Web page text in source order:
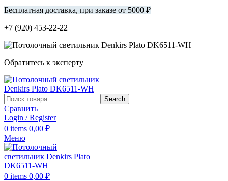
Бесплатная доставка, при заказе от 5000 ₽
+7 (920) 453-22-22
Обратитесь к эксперту
Search
Сравнить
Login / Register
0 items 0,00 ₽
Меню
0 items 0,00 ₽